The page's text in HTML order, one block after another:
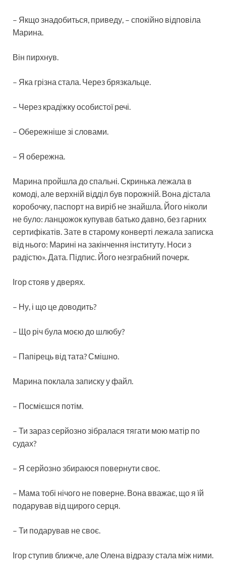
– Якщо знадобиться, приведу, – спокійно відповіла
Марина.
Він пирхнув.
– Яка грізна стала. Через брязкальце.
– Через крадіжку особистої речі.
– Обережніше зі словами.
– Я обережна.
Марина пройшла до спальні. Скринька лежала в
комоді, але верхній відділ був порожній. Вона дістала
коробочку, паспорт на виріб не знайшла. Його ніколи
не було: ланцюжок купував батько давно, без гарних
сертифікатів. Зате в старому конверті лежала записка
від нього: Марині на закінчення інституту. Носи з
радістю». Дата. Підпис. Його незграбний почерк.
Ігор стояв у дверях.
– Ну, і що це доводить?
– Що річ була моєю до шлюбу?
– Папірець від тата? Смішно.
Марина поклала записку у файл.
– Посмієшся потім.
– Ти зараз серйозно зібралася тягати мою матір по
судах?
– Я серйозно збираюся повернути своє.
– Мама тобі нічого не поверне. Вона вважає, що я їй
подарував від щирого серця.
– Ти подарував не своє.
Ігор ступив ближче, але Олена відразу стала між ними.